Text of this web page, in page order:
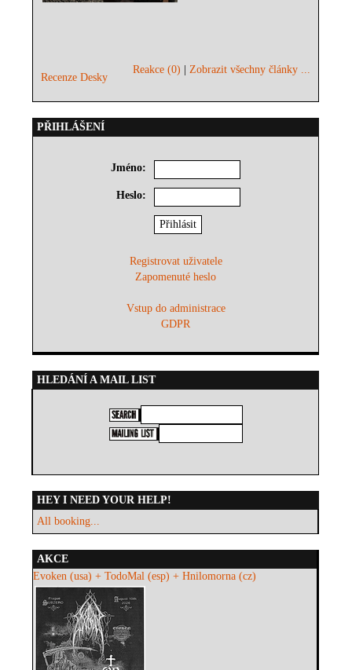
Recenze Desky
Reakce (0) |Zobrazit všechny články ...
PŘIHLÁŠENÍ
Jméno:
Heslo:
Registrovat uživatele
Zapomenuté heslo
Vstup do administrace
GDPR
HLEDÁNÍ A MAIL LIST
HEY I NEED YOUR HELP!
All booking...
AKCE
Evoken (usa) + TodoMal (esp) + Hnilomorna (cz)